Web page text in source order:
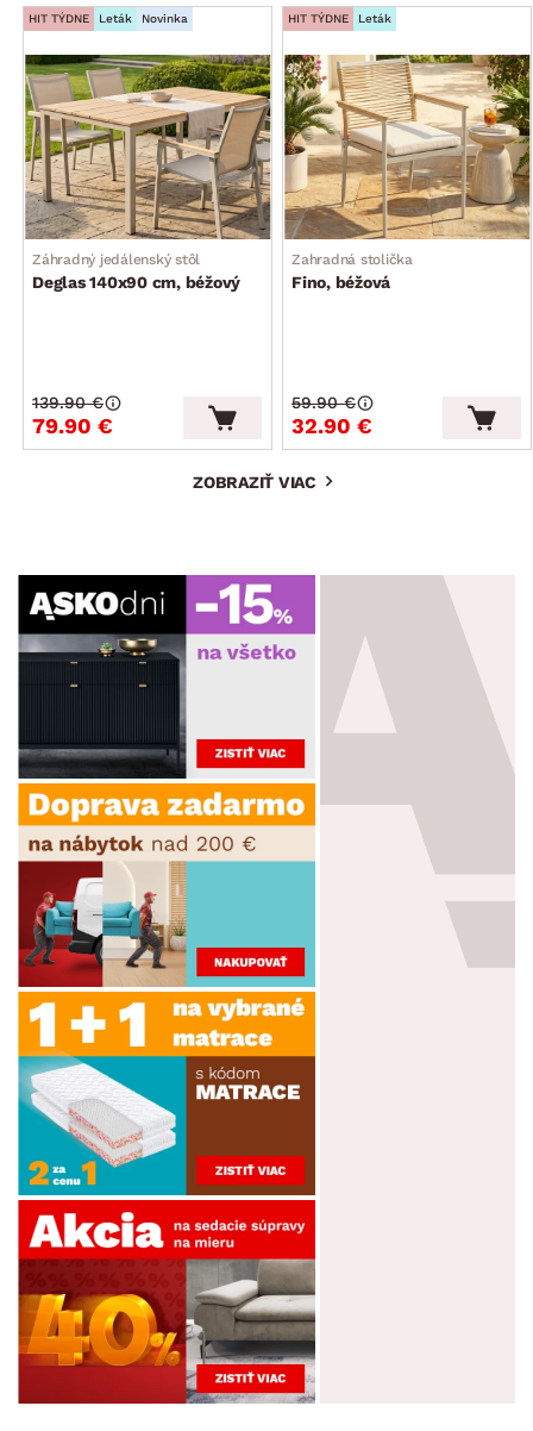
HIT TÝDNE Leták Novinka
Záhradný jedálenský stôl
Deglas 140x90 cm, béžový
79.90 €
139.90 €
HIT TÝDNE Leták
Zahradná stolička
Fino, béžová
32.90 €
59.90 €
ZOBRAZIŤ VIAC